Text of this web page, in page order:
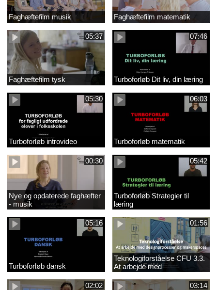
Faghæftefilm musik Faghæftefilm matematik
05:37
Faghæftefilm tysk
07:46
Turboforløb Dit liv, din læring
05:30
Turboforløb introvideo
06:03
Turboforløb matematik
00:30
Nye og opdaterede faghæfter
- musik
05:42
Turboforløb Strategier til
læring
05:16
Turboforløb dansk
01:56
Teknologiforståelse CFU 3.3.
At arbejde med
designprocesser og
makerspaces
02:02 03:14